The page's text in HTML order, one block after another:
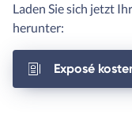
Laden Sie sich jetzt
herunter:
Exposé